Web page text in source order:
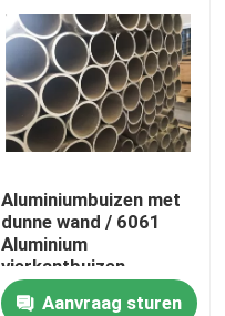
Aluminiumbuizen met
dunne wand / 6061
Aluminium
vierkantbuizen
Aanvraag sturen